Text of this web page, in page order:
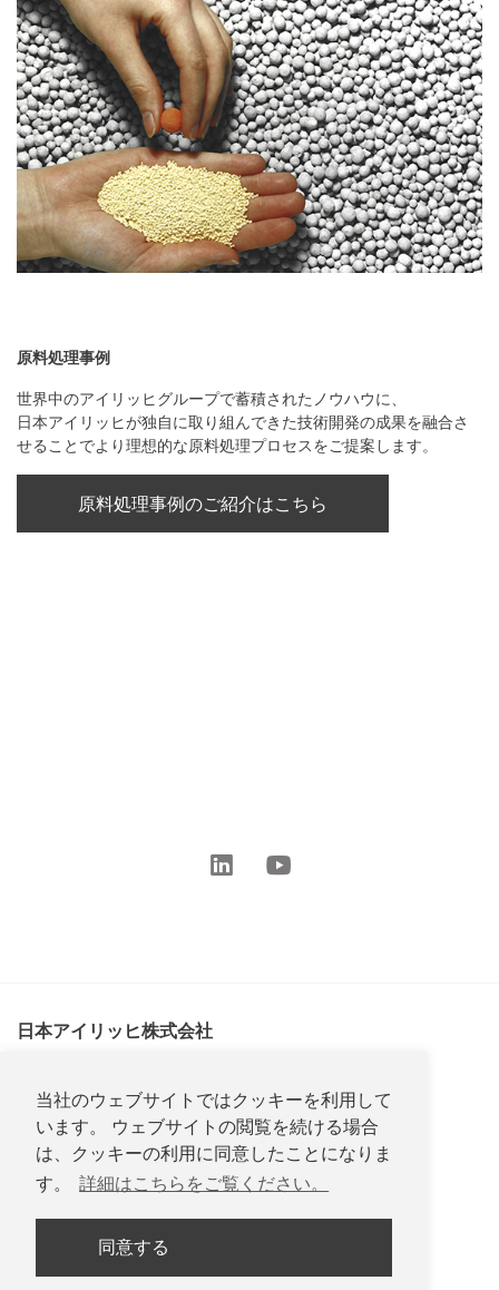
当社のウェブサイトではクッキーを利用して
います。 ウェブサイトの閲覧を続ける場合
は、クッキーの利用に同意したことになりま
す。
詳細はこちらをご覧ください。
同意する
原料処理事例
世界中のアイリッヒグループで蓄積されたノウハウに、
日本アイリッヒが独自に取り組んできた技術開発の成果を融合さ
せることでより理想的な原料処理プロセスをご提案します。
原料処理事例のご紹介はこちら
日本アイリッヒ株式会社
愛知県名古屋市瑞穂区内浜町27-16